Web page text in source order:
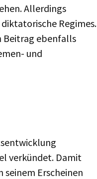
Allerdings
Regimes.
Beitrag ebenfalls
und
verkündet. Damit
Erscheinen